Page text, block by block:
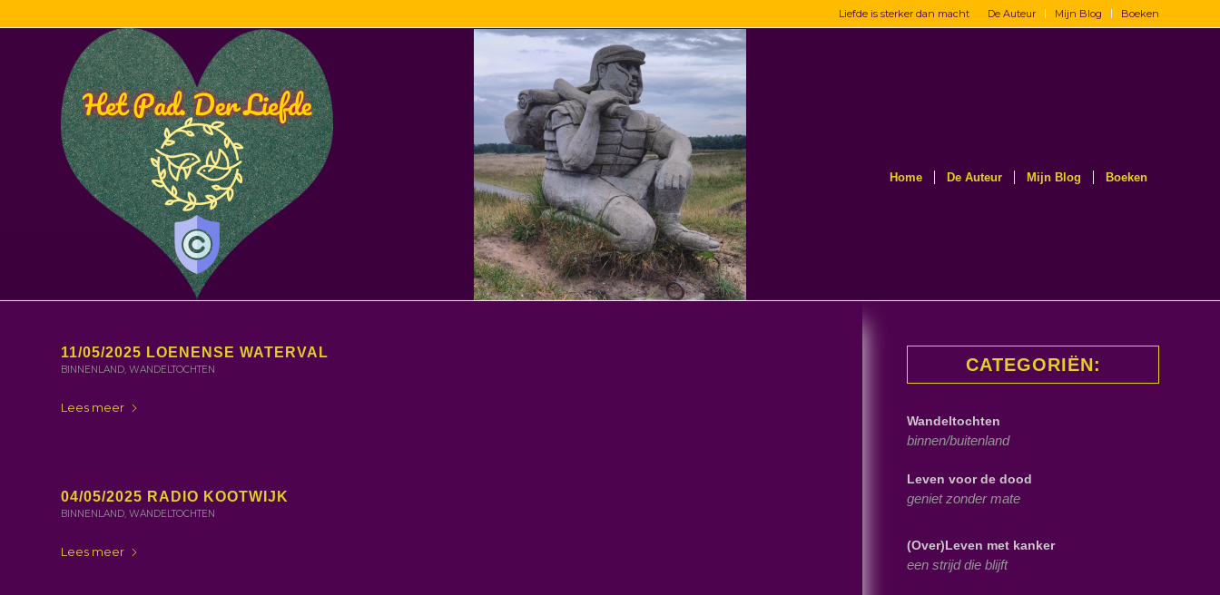
De Auteur Mijn Blog Boeken
Liefde is sterker dan macht
Home De Auteur Mijn Blog Boeken
11/05/2025 LOENENSE WATERVAL
BINNENLAND, WANDELTOCHTEN
Lees meer
04/05/2025 RADIO KOOTWIJK
BINNENLAND, WANDELTOCHTEN
Lees meer
CATEGORIËN:
Wandeltochten
binnen/buitenland
Leven voor de dood
geniet zonder mate
(Over)Leven met kanker
een strijd die blijft